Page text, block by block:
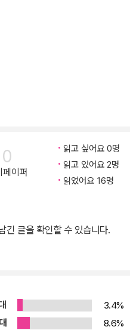
0
페이퍼
읽고 싶어요 0명
읽고 있어요 2명
읽었어요 16명
긴 글을 확인할 수 있습니다.
3.4%
8.6%